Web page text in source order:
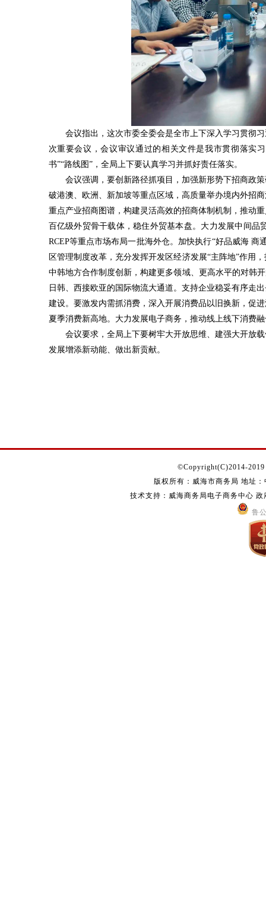
会议指出，这次市委全委会是全市上下深入学习贯彻
次重要会议，会议审议通过的相关文件是我市贯彻落实
书”“路线图”，全局上下要认真学习并抓好责任落实。
会议强调，要创新路径抓项目，加强新形势下招商政
破港澳、欧洲、新加坡等重点区域，高质量举办境内外招
重点产业招商图谱，构建灵活高效的招商体制机制，推动
百亿级外贸骨干载体，稳住外贸基本盘。大力发展中间
RCEP等重点市场布局一批海外仓。加快执行“好品威海
区管理制度改革，充分发挥开发区经济发展“主阵地”作用
中韩地方合作制度创新，构建更多领域、更高水平的对韩
日韩、西接欧亚的国际物流大通道。支持企业稳妥有序走
建设。要激发内需抓消费，深入开展消费品以旧换新，促
夏季消费新高地。大力发展电子商务，推动线上线下消费
会议要求，全局上下要树牢大开放思维、建强大开放
发展增添新动能、做出新贡献。
©Copyright(C)2014-
版权所有：威海市商务局 地址
技术支持：威海商务局电子商务中心
鲁